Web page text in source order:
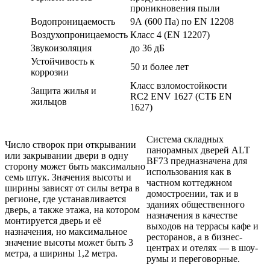
проникновения пыли
Водопроницаемость
9А (600 Па) по EN 12208
Воздухопроницаемость Класс 4 (EN 12207)
Звукоизоляция
до 36 дБ
Устойчивость к
коррозии
50 и более лет
Защита жилья и
жильцов
Класс взломостойкости
RC2 ENV 1627 (СТБ EN
1627)
Число створок при открывании
или закрывании двери в одну
сторону может быть максимально
семь штук. Значения высоты и
ширины зависят от силы ветра в
регионе, где устанавливается
дверь, а также этажа, на котором
монтируется дверь и её
назначения, но максимальное
значение высоты может быть 3
метра, а ширины 1,2 метра.
Система складных
панорамных дверей ALT
BF73 предназначена для
использования как в
частном коттеджном
домостроении, так и в
зданиях общественного
назначения в качестве
выходов на террасы кафе и
ресторанов, а в бизнес-
центрах и отелях — в шоу-
румы и переговорные.